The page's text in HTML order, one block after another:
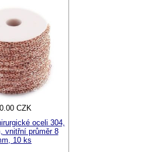
CZK
oceli 304,
vnitřní průměr 8
10 ks